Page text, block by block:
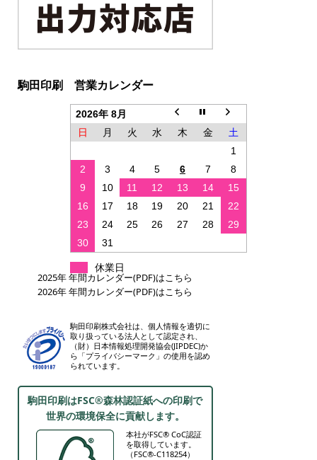
駒田印刷 営業カレンダー
2026年 8月
日
月 火 水 木 金
土
1
2
3 4 5 6 7
8
9
10 11 12 13 14
15
16
17 18 19 20 21
22
23
24 25 26 27 28
29
30
31
休業日
2025年 年間カレンダー(PDF)はこちら
2026年 年間カレンダー(PDF)はこちら
駒田印刷株式会社は、個人情報を適切に
取り扱っている法人として認定され、
（財）日本情報処理開発協会(JIPDEC)か
ら「プライバシーマーク」の使用を認め
られています。
駒田印刷はFSC®森林認証紙への印刷で
世界の環境保全に貢献します。
本社がFSC® CoC認証
を取得しています。
（FSC®-C118254）